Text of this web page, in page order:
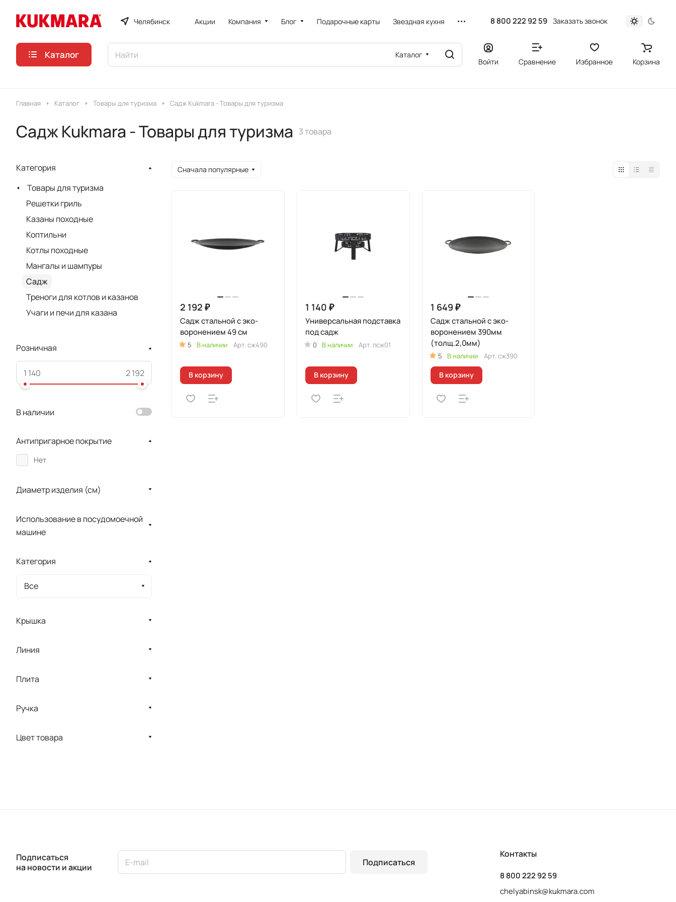
Челябинск Акции Компания Блог Подарочные карты Звездная кухня 8 800 222 92 59 Заказать звонок
Каталог Каталог
Войти Сравнение Избранное Корзина
Главная Каталог Товары для туризма Садж Kukmara - Товары для туризма
Садж Kukmara - Товары для туризма 3 товара
Сначала популярные
2 192 ₽
Садж стальной с эко-
воронением 49 см
5 В наличии Арт. сж490
В корзину
1 140 ₽
Универсальная подставка
под садж
0 В наличии Арт. псж01
В корзину
1 649 ₽
Садж стальной с эко-
воронением 390мм
(толщ.2,0мм)
5 В наличии Арт. сж390
В корзину
Категория
Товары для туризма
Решетки гриль
Казаны походные
Коптильни
Котлы походные
Мангалы и шампуры
Садж
Треноги для котлов и казанов
Учаги и печи для казана
Розничная
В наличии
Антипригарное покрытие
Нет
Диаметр изделия (см)
Использование в посудомоечной
машине
Категория
Все
Крышка
Линия
Плита
Ручка
Цвет товара
Подписаться
на новости и акции
Подписаться
Контакты
8 800 222 92 59
chelyabinsk@kukmara.com